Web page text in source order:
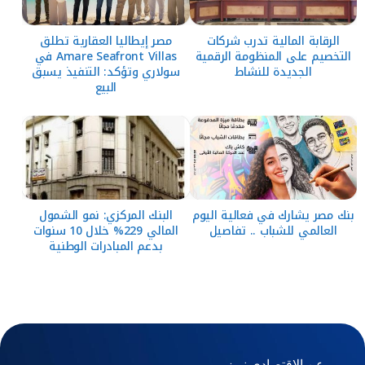
الرقابة المالية تدرب شركات
التخصيم على المنظومة الرقمية
الجديدة للنشاط
مصر إيطاليا العقارية تطلق
Amare Seafront Villas في
سولاري وتؤكد: التنفيذ يسبق
البيع
بنك مصر يشارك في فعالية اليوم
العالمي للشباب .. تفاصيل
البنك المركزي: نمو الشمول
المالي 229% خلال 10 سنوات
بدعم المبادرات الوطنية